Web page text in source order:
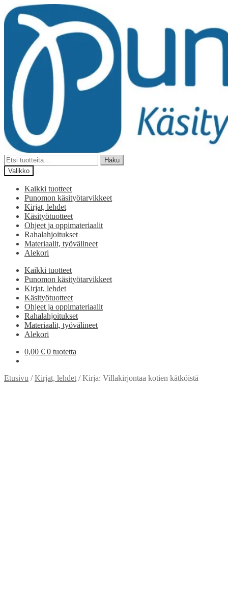
Siirry
navigointiin
Siirry
sisältöön
Etsi:
Haku
Valikko
Kaikki tuotteet
Punomon käsityötarvikkeet
Kirjat, lehdet
Käsityötuotteet
Ohjeet ja oppimateriaalit
Rahalahjoitukset
Materiaalit, työvälineet
Alekori
Kaikki tuotteet
Punomon käsityötarvikkeet
Kirjat, lehdet
Käsityötuotteet
Ohjeet ja oppimateriaalit
Rahalahjoitukset
Materiaalit, työvälineet
Alekori
0,00 € 0 tuotetta
Etusivu /Kirjat, lehdet /Kirja: Villakirjontaa kotien kätköistä